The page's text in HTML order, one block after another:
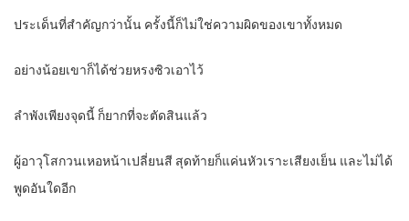
ประเด็นที่สำคัญกว่านั้น ครั้งนี้ก็ไม่ใช่ความผิดของเขาทั้งหมด
อย่างน้อยเขาก็ได้ช่วยหรงซิวเอาไว้
ลำพังเพียงจุดนี้ ก็ยากที่จะตัดสินแล้ว
ผู้อาวุโสกวนเหอหน้าเปลี่ยนสี สุดท้ายก็แค่นหัวเราะเสียงเย็น และไม่ได้
พูดอันใดอีก